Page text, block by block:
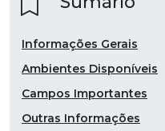
Informações Gerais
Ambientes Disponíveis
Campos Importantes
Outras Informações